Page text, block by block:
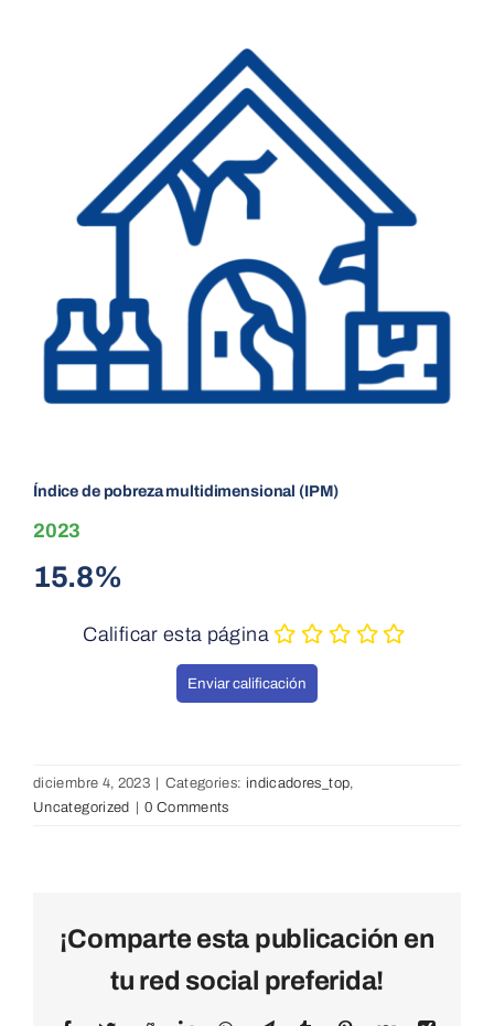
Repositorio
PEIN
Índice de pobreza multidimensional (IPM)
2023
15.8%
Calificar esta página
diciembre 4, 2023 Categories: indicadores_top,
Uncategorized
0 Comments
¡Comparte esta publicación en
tu red social preferida!